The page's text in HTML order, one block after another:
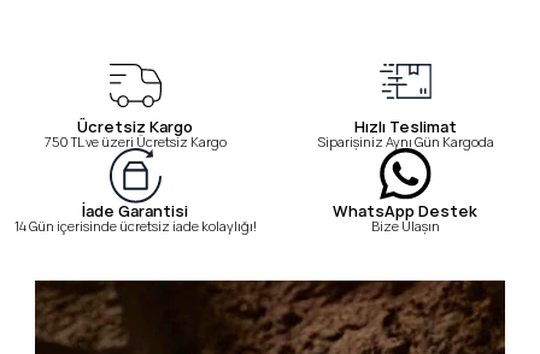
Ücretsiz Kargo
750 TL ve üzeri Ücretsiz Kargo
Hızlı Teslimat
Siparişiniz Aynı Gün Kargoda
İade Garantisi
14 Gün içerisinde ücretsiz iade kolaylığı!
WhatsApp Destek
Bize Ulaşın